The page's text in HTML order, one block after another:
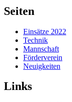
Seiten
Einsätze 2022
Technik
Mannschaft
Förderverein
Neuigkeiten
Links